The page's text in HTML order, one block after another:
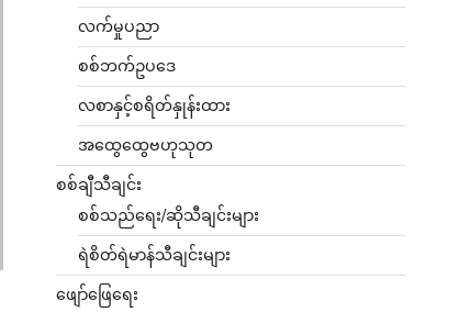
လက်မှုပညာ
စစ်ဘက်ဥပဒေ
လစာနှင့်စရိတ်နှုန်းထား
အထွေထွေဗဟုသုတ
စစ်ချီသီချင်း
စစ်သည်ရေး/ဆိုသီချင်းများ
ရဲစိတ်ရဲမာန်သီချင်းများ
ဖျော်ဖြေရေး